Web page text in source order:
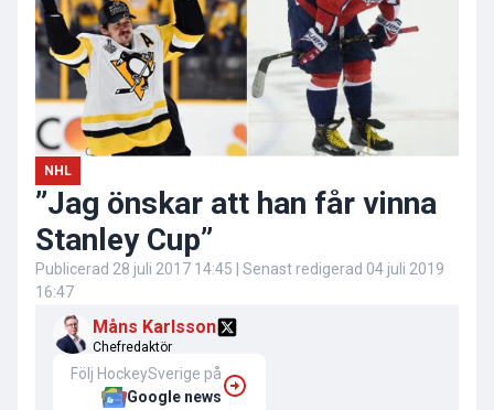
Övrigt
NHL
”Jag önskar att han får vinna
Stanley Cup”
Publicerad 28 juli 2017 14:45 | Senast redigerad 04 juli 2019
16:47
Måns Karlsson
Chefredaktör
Följ HockeySverige på
Google news